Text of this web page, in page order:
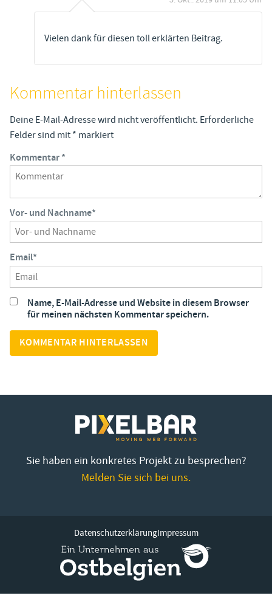
Vielen dank für diesen toll erklärten Beitrag.
Kommentar hinterlassen
Deine E-Mail-Adresse wird nicht veröffentlicht. Erforderliche
Felder sind mit * markiert
Kommentar*
Vor- und Nachname*
Email*
Name, E-Mail-Adresse und Website in diesem Browser
für meinen nächsten Kommentar speichern.
Sie haben ein konkretes Projekt zu besprechen?
Melden Sie sich bei uns.
DatenschutzerklärungImpressum